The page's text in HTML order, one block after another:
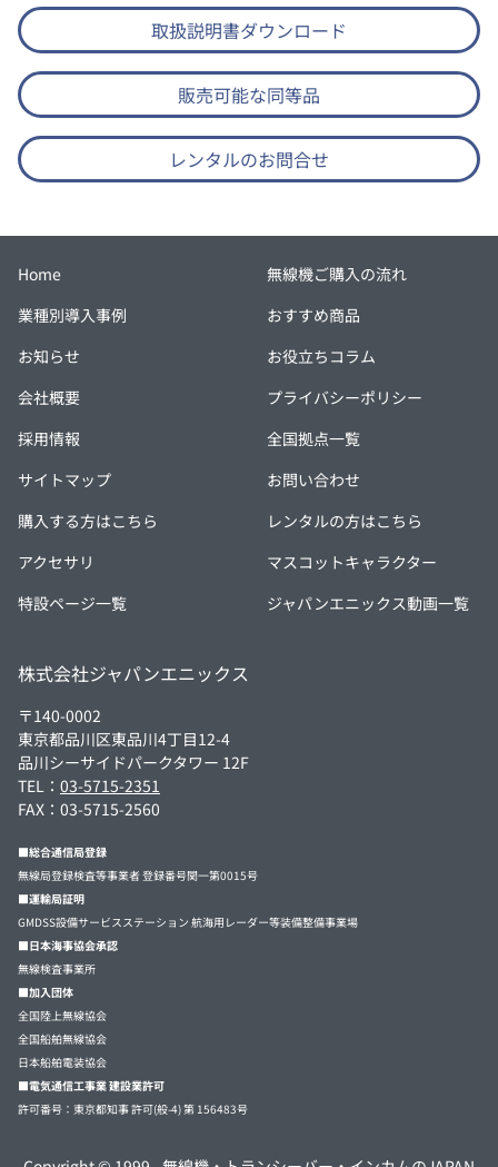
取扱説明書ダウンロード
販売可能な同等品
レンタルのお問合せ
Home
無線機ご購入の流れ
業種別導入事例
おすすめ商品
お知らせ
お役立ちコラム
会社概要
プライバシーポリシー
採用情報
全国拠点一覧
サイトマップ
お問い合わせ
購入する方はこちら
レンタルの方はこちら
アクセサリ
マスコットキャラクター
特設ページ一覧
ジャパンエニックス動画一覧
株式会社ジャパンエニックス
〒140-0002
東京都品川区東品川4丁目12-4
品川シーサイドパークタワー 12F
TEL： 03-5715-2351
FAX：03-5715-2560
■総合通信局登録
無線局登録検査等事業者 登録番号関一第0015号
■運輸局証明
GMDSS設備サービスステーション 航海用レーダー等装備整備事業場
■日本海事協会承認
無線検査事業所
■加入団体
全国陸上無線協会
全国船舶無線協会
日本船舶電装協会
■電気通信工事業 建設業許可
許可番号：東京都知事 許可(般-4) 第 156483号